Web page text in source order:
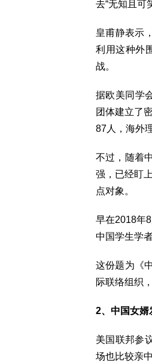
去“无知且可
皇甫静表示
利用这种外
战。
据欧美同学
团体建立了
87人，海外
不过，随着
强，已经盯
点对象。
早在2018年
中国学生学
这份题为《
际联络组织
2、中国女婿
美国联邦参
场也比较亲